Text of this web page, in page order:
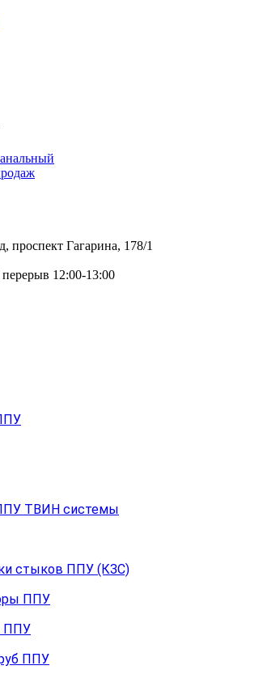
Гагарина, 178/1
12:00-13:00
ТВИН системы
стыков ППУ (КЗС)
ППУ
ППУ
ППУ